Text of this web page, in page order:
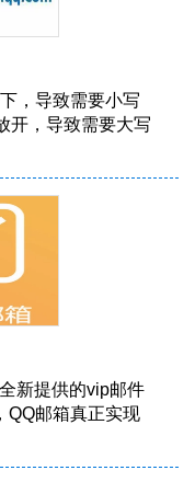
，导致需要小写
开，导致需要大写
新提供的vip邮件
QQ邮箱真正实现